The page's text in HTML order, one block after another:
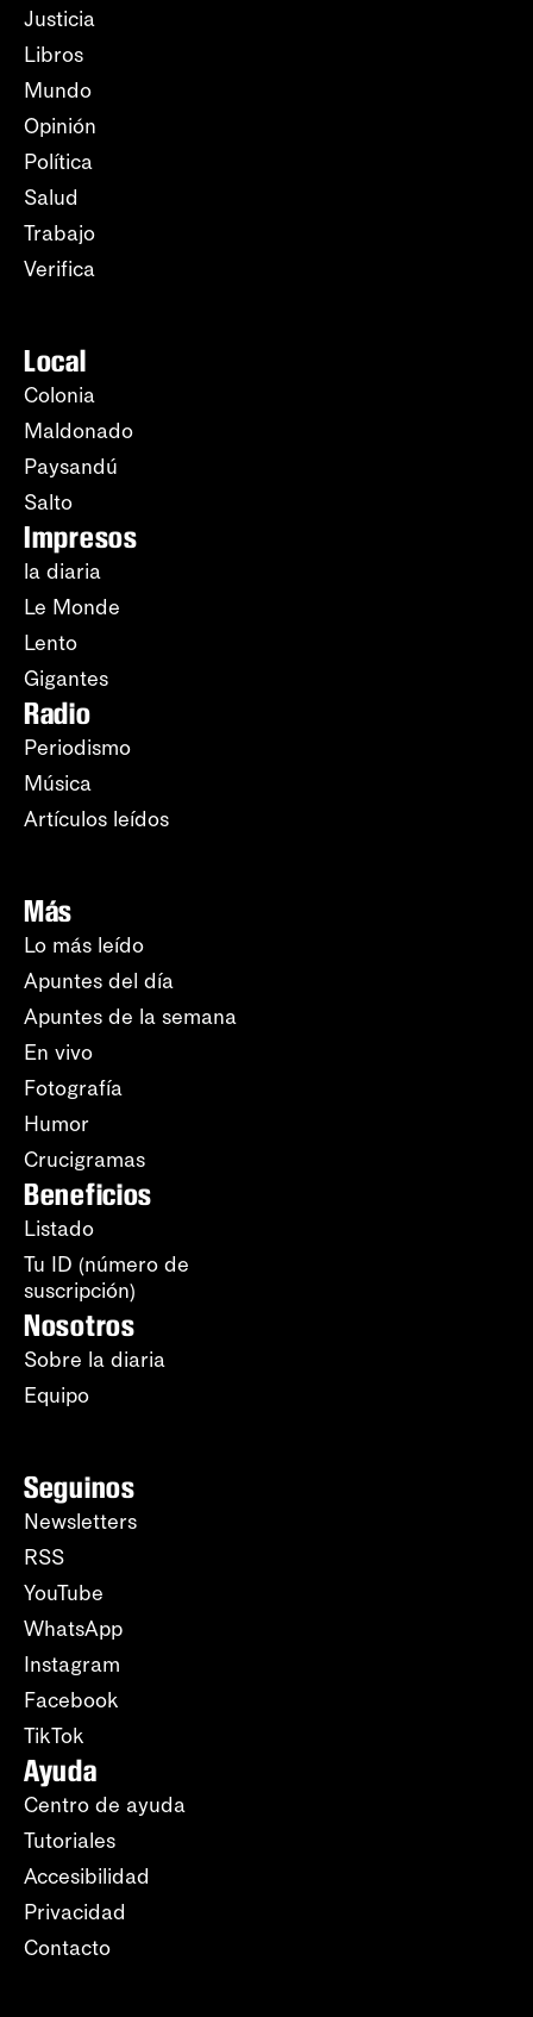
Justicia
Libros
Mundo
Opinión
Política
Salud
Trabajo
Verifica
Local
Colonia
Maldonado
Paysandú
Salto
Impresos
la diaria
Le Monde
Lento
Gigantes
Radio
Periodismo
Música
Artículos leídos
Más
Lo más leído
Apuntes del día
Apuntes de la semana
En vivo
Fotografía
Humor
Crucigramas
Beneficios
Listado
Tu ID (número de
suscripción)
Nosotros
Sobre la diaria
Equipo
Seguinos
Newsletters
RSS
YouTube
WhatsApp
Instagram
Facebook
TikTok
Ayuda
Centro de ayuda
Tutoriales
Accesibilidad
Privacidad
Contacto